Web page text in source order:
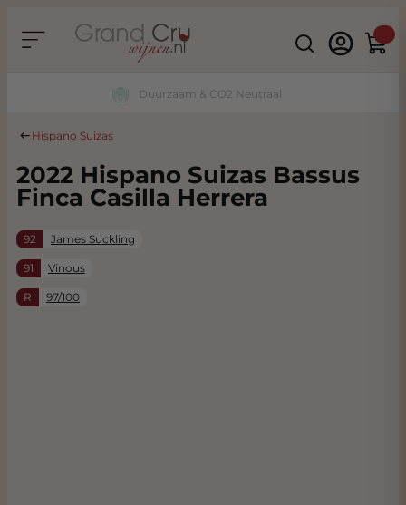
Search
Duurzaam & CO2 Neutraal
Hispano Suizas
2022 Hispano Suizas Bassus
Finca Casilla Herrera
92 James Suckling
91 Vinous
R 97/100